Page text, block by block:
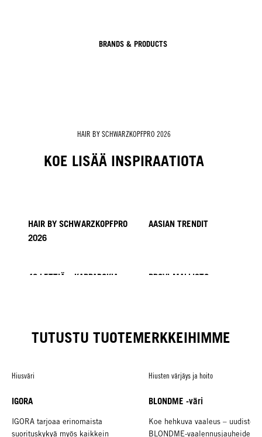
BRANDS & PRODUCTS
HAIR BY SCHWARZKOPFPRO 2026
KOE LISÄÄ INSPIRAATIOTA
HAIR BY SCHWARZKOPFPRO
2026
AASIAN TRENDIT
40 LETTIÄ – KAPPADOKIA PROVI-MALLISTO
TUTUSTU TUOTEMERKKEIHIMME
Hiusväri
IGORA
IGORA tarjoaa erinomaista
suorituskykyä myös kaikkein
Hiusten värjäys ja hoito
BLONDME -väri
Koe hehkuva vaaleus –
BLONDME-vaalennusjauheiden